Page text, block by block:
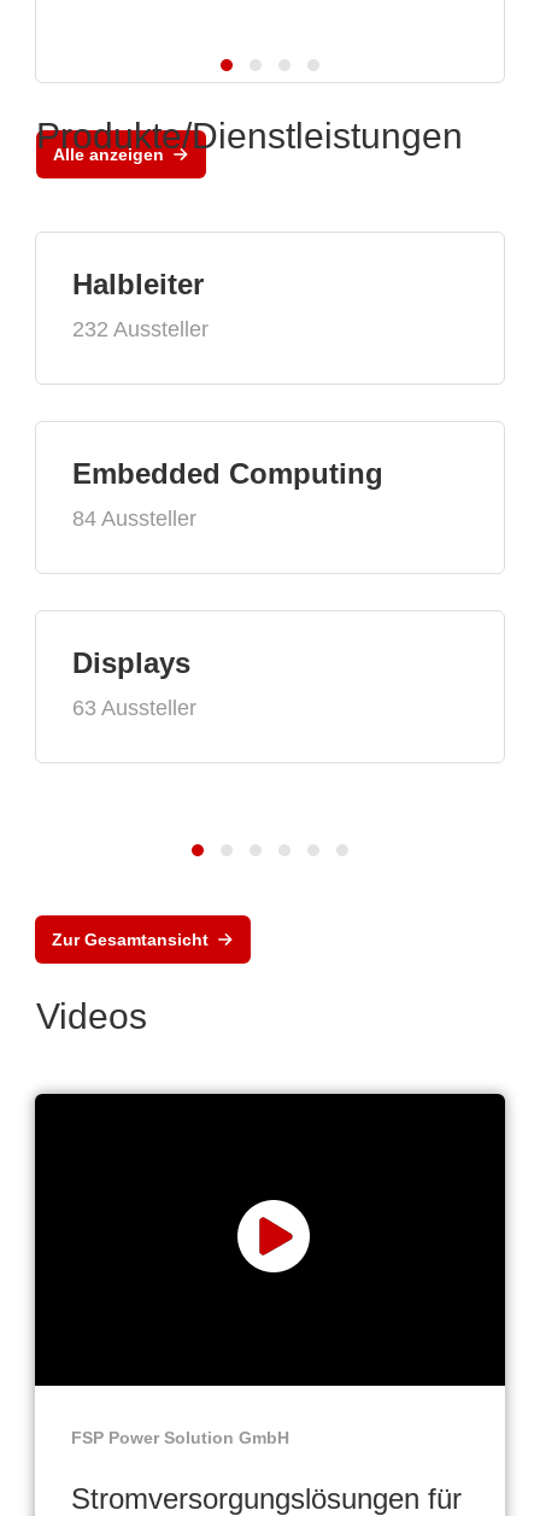
Alle anzeigen
Produkte/Dienstleistungen
Halbleiter
232 Aussteller
Embedded Computing
84 Aussteller
Displays
63 Aussteller
Zur Gesamtansicht
Videos
FSP Power Solution GmbH
Stromversorgungslösungen für